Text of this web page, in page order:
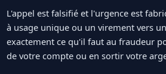
L'appel est falsifié et l'urgence est
à usage unique ou un virement vers
exactement ce qu'il faut au fraudeur
de votre compte ou en sortir votre